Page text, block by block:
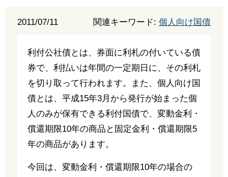
2011/07/11 関連キーワード:個人向け国債
利付公社債とは、券面に利札の付いている債
券で、利払いは年間の一定期日に、その利札
を切り取って行われます。また、個人向け国
債とは、平成15年3月から発行が始まった個
人のみが保有できる利付国債で、変動金利・
償還期限10年の商品と固定金利・償還期限5
年の商品があります。
今回は、変動金利・償還期限10年の場合の